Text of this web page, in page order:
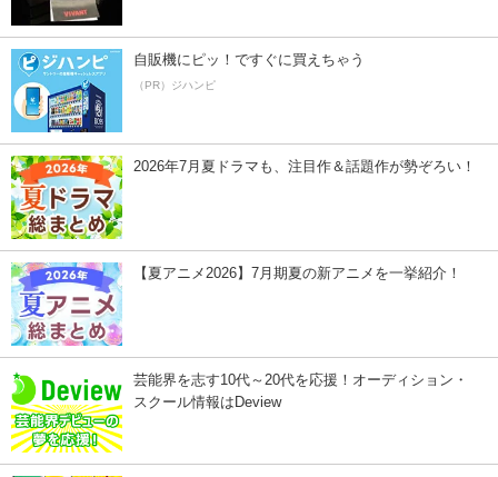
自販機にピッ！ですぐに買えちゃう
（PR）ジハンピ
2026年7月夏ドラマも、注目作＆話題作が勢ぞろい！
【夏アニメ2026】7月期夏の新アニメを一挙紹介！
芸能界を志す10代～20代を応援！オーディション・
スクール情報はDeview